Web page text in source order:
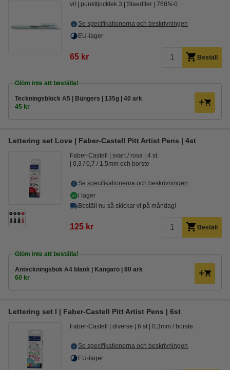
vit punkttjocklek 3 Staedtler 768N-0
Se specifikationerna och beskrivningen
EU-lager
65 kr Beställ
Glöm inte att beställa!
Teckningsblock A5 | Büngers | 135g | 40 ark
45 kr
Lettering set Love | Faber-Castell Pitt Artist Pens | 4st
Faber-Castell svart / rosa
4 st
0,3 / 0,7 / 1,5mm och borste
Se specifikationerna och beskrivningen
i lager
Beställ nu så skickar vi på måndag!
125 kr Beställ
Glöm inte att beställa!
Anteckningsbok A4 blank | Kangaro | 80 ark
60 kr
Lettering set I | Faber-Castell Pitt Artist Pens | 6st
Faber-Castell diverse 6 st 0,3mm / borste
Se specifikationerna och beskrivningen
EU-lager